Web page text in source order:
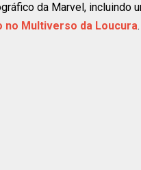
da Marvel, incluindo
no Multiverso da Loucura.